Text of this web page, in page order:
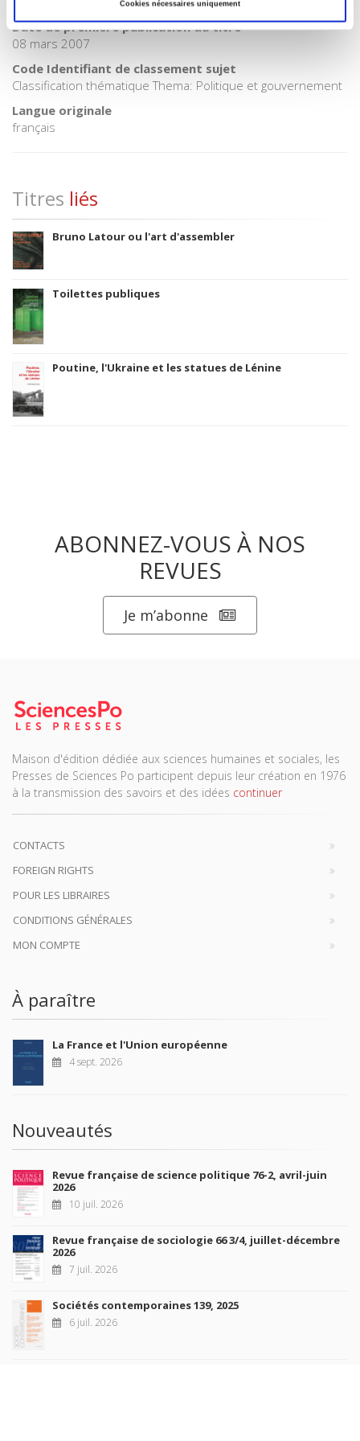
Cookies nécessaires uniquement
Date de première publication du titre
08 mars 2007
Code Identifiant de classement sujet
Classification thématique Thema: Politique et gouvernement
Langue originale
français
Titres liés
Bruno Latour ou l'art d'assembler
Toilettes publiques
Poutine, l'Ukraine et les statues de Lénine
ABONNEZ-VOUS À NOS
REVUES
Je m’abonne
Maison d'édition dédiée aux sciences humaines et sociales, les
Presses de Sciences Po participent depuis leur création en 1976
à la transmission des savoirs et des idées continuer
CONTACTS
FOREIGN RIGHTS
POUR LES LIBRAIRES
CONDITIONS GÉNÉRALES
MON COMPTE
À paraître
La France et l'Union européenne
4 sept. 2026
Nouveautés
Revue française de science politique 76-2, avril-juin
2026
10 juil. 2026
Revue française de sociologie 66 3/4, juillet-décembre
2026
7 juil. 2026
Sociétés contemporaines 139, 2025
6 juil. 2026